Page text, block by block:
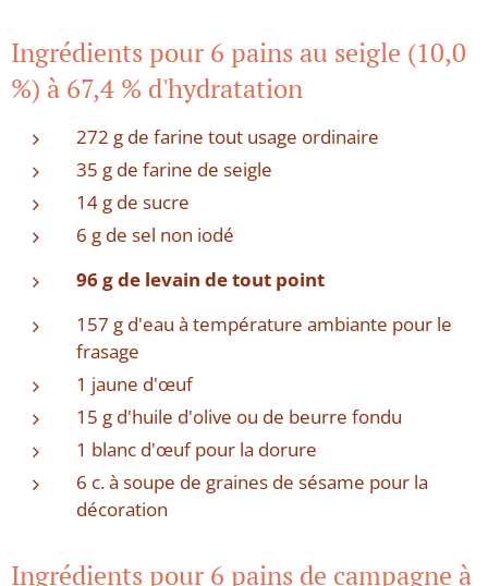
Ingrédients pour 6 pains au seigle (10,0
%) à 67,4 % d'hydratation
272 g de farine tout usage ordinaire
35 g de farine de seigle
14 g de sucre
6 g de sel non iodé
96 g de levain de tout point
157 g d'eau à température ambiante pour le
frasage
1 jaune d'œuf
15 g d'huile d'olive ou de beurre fondu
1 blanc d'œuf pour la dorure
6 c. à soupe de graines de sésame pour la
décoration
Ingrédients pour 6 pains de campagne à